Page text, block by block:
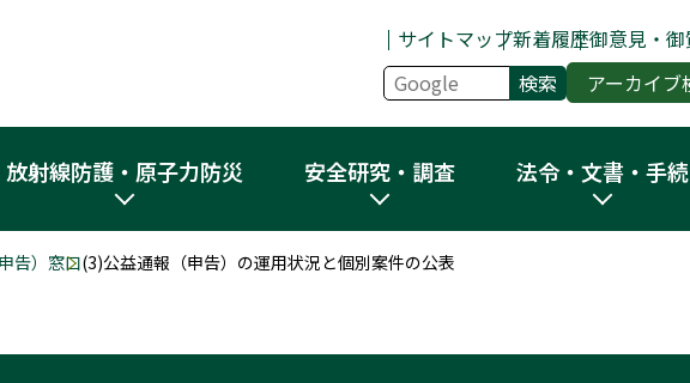
サイトマップ新着履歴御意見・御
アーカイブ
放射線防護・原子力防災 安全研究・調査 法令・文書・手続
告）窓口(3)公益通報（申告）の運用状況と個別案件の公表